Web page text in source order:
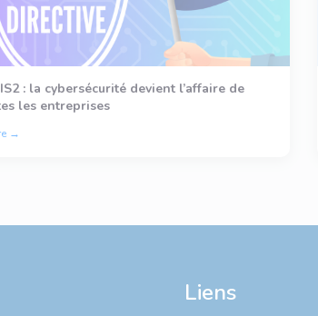
: la cybersécurité devient l’affaire de
les entreprises
→
Liens